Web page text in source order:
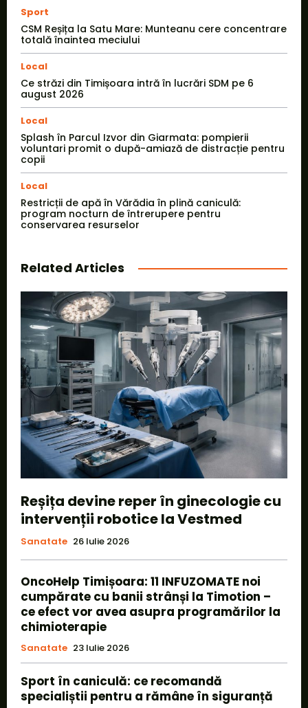
Sport
CSM Reșița la Satu Mare: Munteanu cere concentrare
totală înaintea meciului
Local
Ce străzi din Timișoara intră în lucrări SDM pe 6
august 2026
Local
Splash în Parcul Izvor din Giarmata: pompierii
voluntari promit o după-amiază de distracție pentru
copii
Local
Restricții de apă în Vărădia în plină caniculă:
program nocturn de întrerupere pentru
conservarea resurselor
Related Articles
Reșița devine reper în ginecologie cu
intervenții robotice la Vestmed
Sanatate 26 Iulie 2026
OncoHelp Timișoara: 11 INFUZOMATE noi
cumpărate cu banii strânși la Timotion –
ce efect vor avea asupra programărilor la
chimioterapie
Sanatate 23 Iulie 2026
Sport în caniculă: ce recomandă
specialiștii pentru a rămâne în siguranță